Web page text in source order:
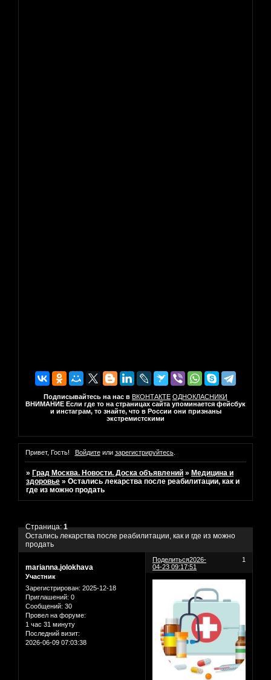
Подписывайтесь на нас в ВКОНТАКТЕ ОДНОКЛАСНИКИ
ВНИМАНИЕ Если где то на страницах сайта упоминается фейсбук
и инстаграм, то знайте, что в России они признаны
экстремистскими
Привет, Гость! Войдитеили зарегистрируйтесь.
» Град Москва. Новости. Доска объявлений » Медицина и
здоровье »Остались лекарства после реабилитации, как и
где из можно продать
Остались лекарства после реабилитации, как и где из можно
продать
Страница:1
Поделиться 1
2026-
04-23 09:17:51
marianna.jolokhava
Участник
Зарегистрирован: 2025-12-18
Приглашений: 0
Сообщений: 30
Провел на форуме:
1 час 31 минуту
Последний визит:
2026-06-09 07:03:38